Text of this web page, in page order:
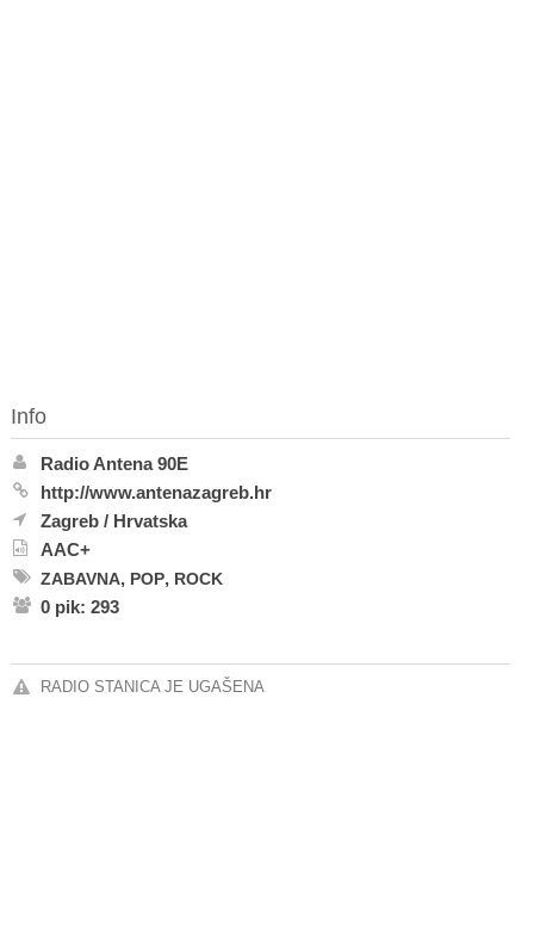
Info
Radio Antena 90E
http://www.antenazagreb.hr
Zagreb / Hrvatska
AAC+
ZABAVNA, POP, ROCK
0 pik: 293
RADIO STANICA JE UGAŠENA